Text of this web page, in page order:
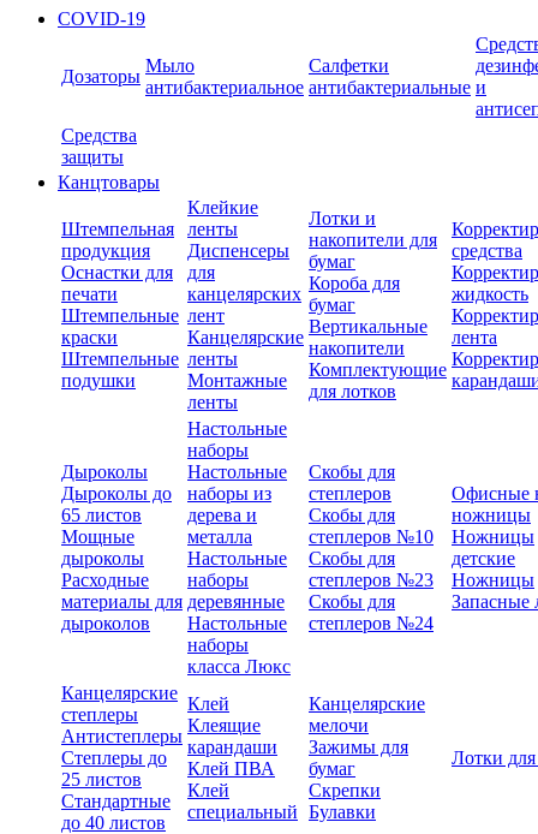
COVID-19
Дозаторы
Мыло
антибактериальное
Салфетки
антибактериальные и
Средства
защиты
Канцтовары
Штемпельная
продукция
Оснастки для
печати
Штемпельные
краски
Штемпельные
подушки
Клейкие
ленты
Диспенсеры
для
канцелярских
лент
Канцелярские
ленты
Монтажные
ленты
Лотки и
накопители для
бумаг
Короба для
бумаг
Вертикальные
накопители
Комплектующие
для лотков
средства
жидкость
лента
Дыроколы
Дыроколы до
65 листов
Мощные
дыроколы
Расходные
материалы для
дыроколов
Настольные
наборы
Настольные
наборы из
дерева и
металла
Настольные
наборы
деревянные
Настольные
наборы
класса Люкс
Скобы для
степлеров
Скобы для
степлеров №10
Скобы для
степлеров №23
Скобы для
степлеров №24
Офисные
ножницы
Ножницы
детские
Ножницы
Запасные
Канцелярские
степлеры
Антистеплеры
Степлеры до
25 листов
Стандартные
до 40 листов
Клей
Клеящие
карандаши
Клей ПВА
Клей
специальный
Канцелярские
мелочи
Зажимы для
бумаг
Скрепки
Булавки
Лотки